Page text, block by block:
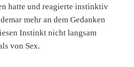
hatte und reagierte instinktiv
mehr an dem Gedanken
Instinkt nicht langsam
von Sex.